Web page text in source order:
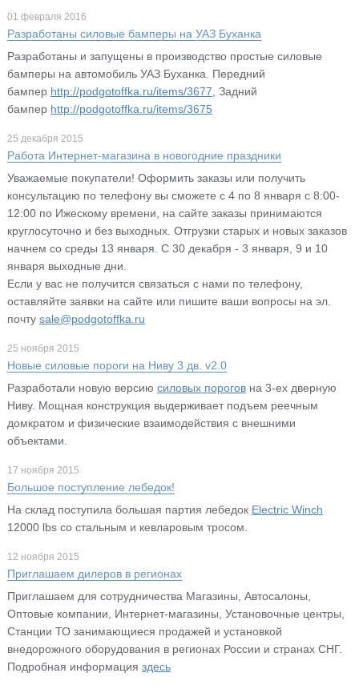
01 февраля 2016
Разработаны силовые бамперы на УАЗ Буханка
Разработаны и запущены в производство простые силовые
бамперы на автомобиль УАЗ Буханка. Передний
бампер http://podgotoffka.ru/items/3677 , Задний
бампер http://podgotoffka.ru/items/3675
25 декабря 2015
Работа Интернет-магазина в новогодние праздники
Уважаемые покупатели! Оформить заказы или получить
консультацию по телефону вы сможете с 4 по 8 января с 8:00-
12:00 по Ижескому времени, на сайте заказы принимаются
круглосуточно и без выходных. Отгрузки старых и новых заказов
начнем со среды 13 января. С 30 декабря - 3 января, 9 и 10
января выходные дни.
Если у вас не получится связаться с нами по телефону,
оставляйте заявки на сайте или пишите ваши вопросы на эл.
почту sale@podgotoffka.ru
25 ноября 2015
Новые силовые пороги на Ниву 3 дв. v2.0
Разработали новую версию силовых пороговна 3-ех дверную
Ниву. Мощная конструкция выдерживает подъем реечным
домкратом и физические взаимодействия с внешними
объектами.
17 ноября 2015
Большое поступление лебедок!
На склад поступила большая партия лебедок Electric Winch
12000 lbs со стальным и кевларовым тросом.
12 ноября 2015
Приглашаем дилеров в регионах
Приглашаем для сотрудничества Магазины, Автосалоны,
Оптовые компании, Интернет-магазины, Установочные центры,
Станции ТО занимающиеся продажей и установкой
внедорожного оборудования в регионах России и странах СНГ.
Подробная информация здесь